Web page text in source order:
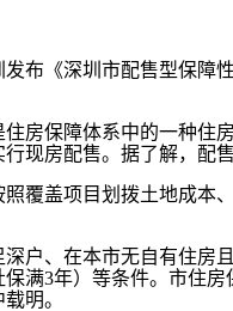
发布《深圳市配售型保障
保障体系中的一种住房
现房配售。据了解，配
盖项目划拨土地成本
、在本市无自有住房且
满3年）等条件。市住
明。